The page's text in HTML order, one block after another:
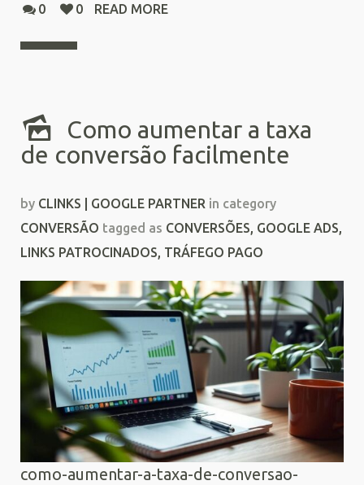
0 0 READ MORE
Como aumentar a taxa
de conversão facilmente
by CLINKS | GOOGLE PARTNER in category
CONVERSÃO tagged as CONVERSÕES, GOOGLE ADS,
LINKS PATROCINADOS, TRÁFEGO PAGO
como-aumentar-a-taxa-de-conversao-